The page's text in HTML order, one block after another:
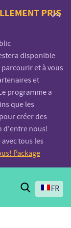
PRIS
disponible
et à vous
et
programme a
que les
créer des
d'entre nous!
tous les
Package
Search
FR